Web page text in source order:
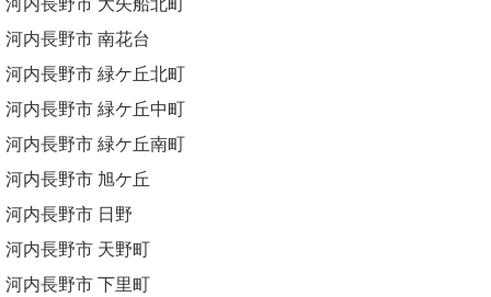
河内長野市 大矢船北町
河内長野市 南花台
河内長野市 緑ケ丘北町
河内長野市 緑ケ丘中町
河内長野市 緑ケ丘南町
河内長野市 旭ケ丘
河内長野市 日野
河内長野市 天野町
河内長野市 下里町